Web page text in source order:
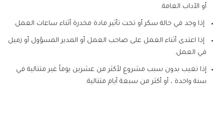
أو الآداب العامة.
إذا وجد في حالة سكر أو تحت تأثير مادة مخدرة أثناء ساعات العمل.
إذا اعتدى أثناء العمل على صاحب العمل أو المدير المسؤول أو زميل
في العمل.
إذا تغيب بدون سبب مشروع لأكثر من عشرين يوماً غير متتالية في
سنة واحدة ، أو أكثر من سبعة أيام متتالية.